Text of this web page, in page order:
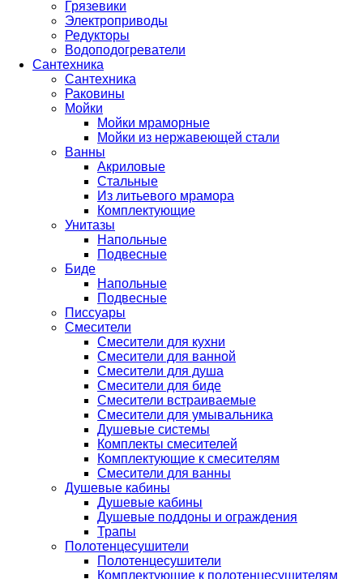
Грязевики
Электроприводы
Редукторы
Водоподогреватели
Сантехника
Сантехника
Раковины
Мойки
Мойки мраморные
Мойки из нержавеющей стали
Ванны
Акриловые
Стальные
Из литьевого мрамора
Комплектующие
Унитазы
Напольные
Подвесные
Биде
Напольные
Подвесные
Писсуары
Смесители
Смесители для кухни
Смесители для ванной
Смесители для душа
Смесители для биде
Смесители встраиваемые
Смесители для умывальника
Душевые системы
Комплекты смесителей
Комплектующие к смесителям
Смесители для ванны
Душевые кабины
Душевые кабины
Душевые поддоны и ограждения
Трапы
Полотенцесушители
Полотенцесушители
Комплектующие к полотенцесушителям